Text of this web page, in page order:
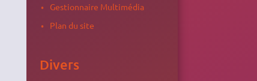
Gestionnaire Multimédia
Plan du site
Divers